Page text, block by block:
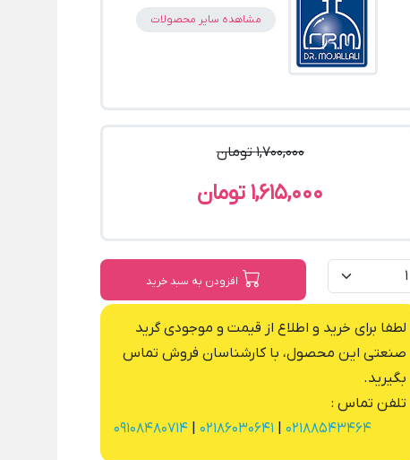
مشاهده سایر محصولات
1,700,000 تومان
1,615,000 تومان
افزودن به سبد خرید
لطفا برای خرید و اطلاع از قیمت و موجودی گرید
صنعتی این محصول، با کارشناسان فروش تماس
بگیرید.
تلفن تماس :
02188543464
02186030641
09108480714